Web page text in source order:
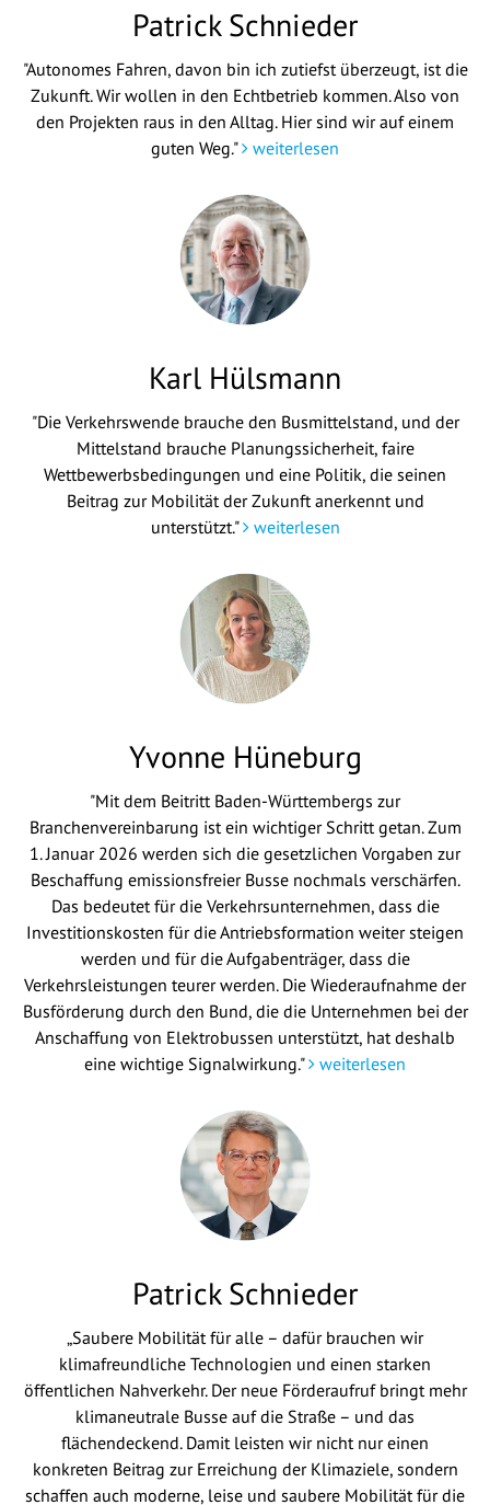
Patrick Schnieder
"Autonomes Fahren, davon bin ich zutiefst überzeugt, ist die
Zukunft. Wir wollen in den Echtbetrieb kommen. Also von
den Projekten raus in den Alltag. Hier sind wir auf einem
guten Weg."
weiterlesen
Karl Hülsmann
"Die Verkehrswende brauche den Busmittelstand, und der
Mittelstand brauche Planungssicherheit, faire
Wettbewerbsbedingungen und eine Politik, die seinen
Beitrag zur Mobilität der Zukunft anerkennt und
unterstützt." weiterlesen
Yvonne Hüneburg
"Mit dem Beitritt Baden-Württembergs zur
Branchenvereinbarung ist ein wichtiger Schritt getan. Zum
1. Januar 2026 werden sich die gesetzlichen Vorgaben zur
Beschaffung emissionsfreier Busse nochmals verschärfen.
Das bedeutet für die Verkehrsunternehmen, dass die
Investitionskosten für die Antriebsformation weiter steigen
werden und für die Aufgabenträger, dass die
Verkehrsleistungen teurer werden. Die Wiederaufnahme der
Busförderung durch den Bund, die die Unternehmen bei der
Anschaffung von Elektrobussen unterstützt, hat deshalb
eine wichtige Signalwirkung."
weiterlesen
Patrick Schnieder
„Saubere Mobilität für alle – dafür brauchen wir
klimafreundliche Technologien und einen starken
öffentlichen Nahverkehr. Der neue Förderaufruf bringt mehr
klimaneutrale Busse auf die Straße – und das
flächendeckend. Damit leisten wir nicht nur einen
konkreten Beitrag zur Erreichung der Klimaziele, sondern
schaffen auch moderne, leise und saubere Mobilität für die